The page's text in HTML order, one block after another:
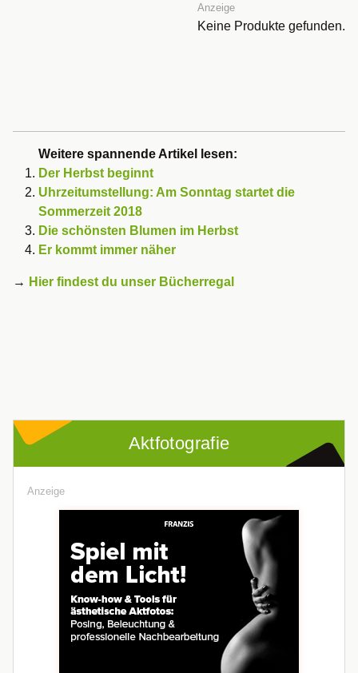
Anzeige
Keine Produkte gefunden.
Weitere spannende Artikel lesen:
Der Herbst beginnt
Uhrzeitumstellung: Am Sonntag startet die
Sommerzeit 2018
Die schönsten Blumen im Herbst
Er kommt immer näher
→ Hier findest du unser Bücherregal
Aktfotografie
Anzeige